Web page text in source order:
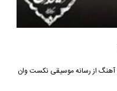
متن این آهنگ از رسانه موسیقی نکست وان